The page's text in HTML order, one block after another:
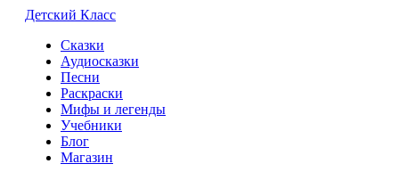
Детский Класс
Сказки
Аудиосказки
Песни
Раскраски
Мифы и легенды
Учебники
Блог
Магазин